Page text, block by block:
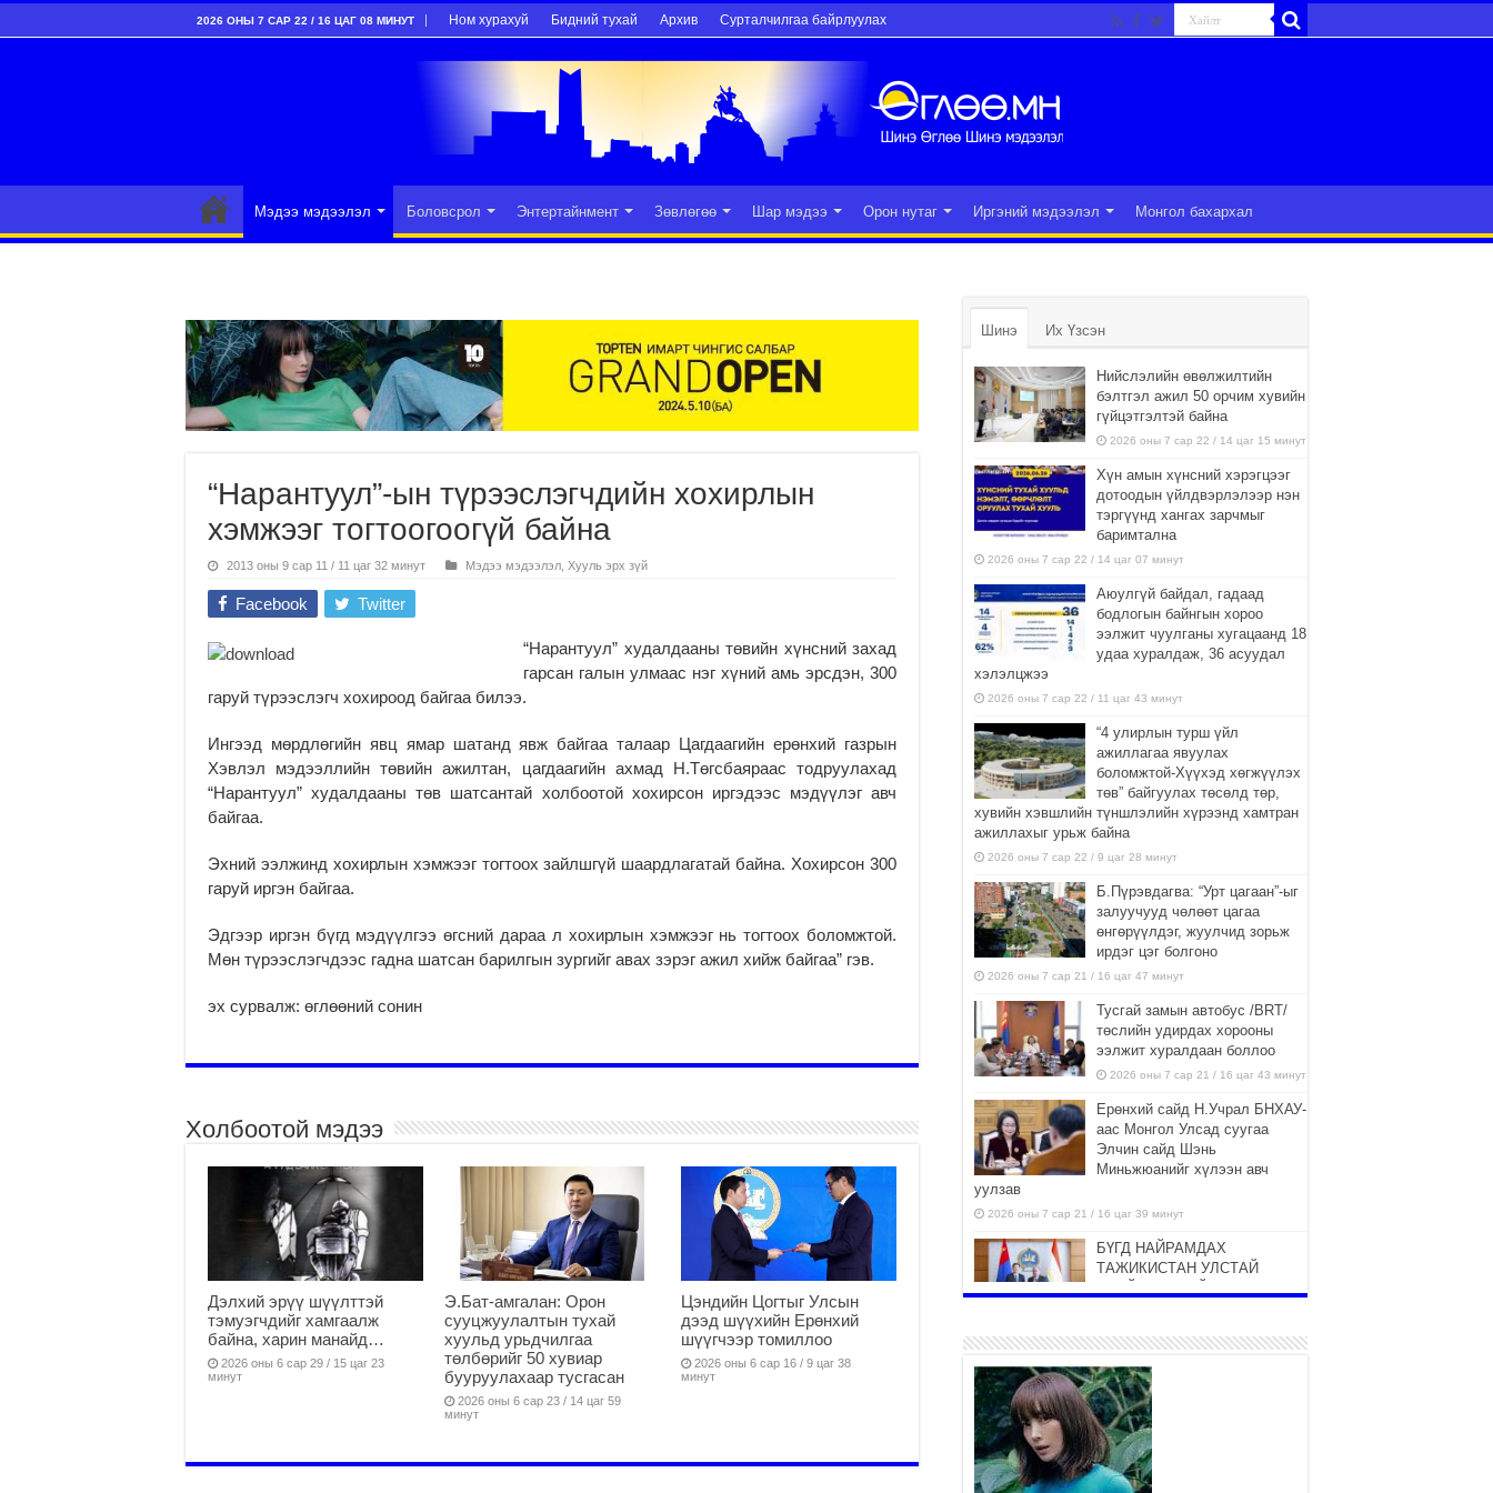
2026 ОНЫ 7 САР 22 / 16 ЦАГ 08 МИНУТ Ном хурахуй Бидний тухай Архив Сурталчилгаа байрлуулах
Мэдээ мэдээлэл Боловсрол Энтертайнмент Зөвлөгөө Шар мэдээ Орон нутаг Иргэний мэдээлэл Монгол бахархал
“Нарантуул”-ын түрээслэгчдийн хохирлын
хэмжээг тогтоогоогүй байна
2013 оны 9 сар 11 / 11 цаг 32 минут Мэдээ мэдээлэл Хууль эрх зүй
Facebook Twitter
“Нарантуул” худалдааны төвийн хүнсний захад
гарсан галын улмаас нэг хүний амь эрсдэн, 300
гаруй түрээслэгч хохироод байгаа билээ.
Ингээд мөрдлөгийн явц ямар шатанд явж байгаа талаар Цагдаагийн ерөнхий газрын
Хэвлэл мэдээллийн төвийн ажилтан, цагдаагийн ахмад Н.Төгсбаяраас тод­руулахад
“Нарантуул” худал­дааны төв шатсантай холбоотой хохирсон иргэдээс мэдүүлэг авч
байгаа.
Эхний ээлжинд хохир­лын хэмжээг тогтоох зайлш­гүй шаардлагатай байна. Хохирсон 300
гаруй иргэн байгаа.
Эдгээр иргэн бүгд мэ­дүүлгээ өгсний дараа л хохирлын хэмжээг нь тог­тоох боломжтой.
Мөн тү­рээс­­лэгчдээс гадна шатсан барилгын зургийг авах зэрэг ажил хийж байгаа” гэв.
эх сурвалж: өглөөний сонин
Холбоотой мэдээ
Дэлхий эрүү шүүлттэй
тэмуэгчдийг хамгаалж
байна, харин манайд…
2026 оны 6 сар 29 / 15 цаг 23
минут
Э.Бат-амгалан: Орон
сууцжуулалтын тухай
хуульд урьдчилгаа
төлбөрийг 50 хувиар
бууруулахаар тусгасан
2026 оны 6 сар 23 / 14 цаг 59
минут
Цэндийн Цогтыг Улсын
дээд шүүхийн Ерөнхий
шүүгчээр томиллоо
2026 оны 6 сар 16 / 9 цаг 38
минут
Шинэ Их Үзсэн
Нийслэлийн өвөлжилтийн
бэлтгэл ажил 50 орчим хувийн
гүйцэтгэлтэй байна
2026 оны 7 сар 22 / 14 цаг 15 минут
Хүн амын хүнсний хэрэгцээг
дотоодын үйлдвэрлэлээр нэн
тэргүүнд хангах зарчмыг
баримтална
2026 оны 7 сар 22 / 14 цаг 07 минут
Аюулгүй байдал, гадаад
бодлогын байнгын хороо
ээлжит чуулганы хугацаанд 18
удаа хуралдаж, 36 асуудал
хэлэлцжээ
2026 оны 7 сар 22 / 11 цаг 43 минут
“4 улирлын турш үйл
ажиллагаа явуулах
боломжтой-Хүүхэд хөгжүүлэх
төв” байгуулах төсөлд төр,
хувийн хэвшлийн түншлэлийн хүрээнд хамтран
ажиллахыг урьж байна
2026 оны 7 сар 22 / 9 цаг 28 минут
Б.Пүрэвдагва: “Урт цагаан”-ыг
залуучууд чөлөөт цагаа
өнгөрүүлдэг, жуулчид зорьж
ирдэг цэг болгоно
2026 оны 7 сар 21 / 16 цаг 47 минут
Тусгай замын автобус /BRT/
төслийн удирдах хорооны
ээлжит хуралдаан боллоо
2026 оны 7 сар 21 / 16 цаг 43 минут
Ерөнхий сайд Н.Учрал БНХАУ-
аас Монгол Улсад суугаа
Элчин сайд Шэнь
Миньжюанийг хүлээн авч
уулзав
2026 оны 7 сар 21 / 16 цаг 39 минут
БҮГД НАЙРАМДАХ
ТАЖИКИСТАН УЛСТАЙ
26,992 суралцагч хотхоны бага
сургуульд, 8100 суралцагч
төрөлжсөн ахлах сургуульд
суралцана
2026 оны 7 сар 21 / 13 цаг 43 минут
COP17 хурлын үеэрх замын